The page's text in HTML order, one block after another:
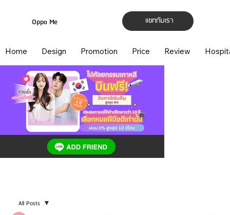
แชทกับเรา
Oppa Me
Home Design Promotion Price Review
All Posts